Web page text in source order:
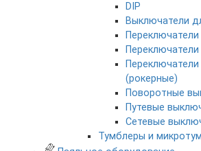
DIP
Выключатели
Переключатели
(рокерные)
Поворотные
Путевые
Сетевые
Тумблеры и